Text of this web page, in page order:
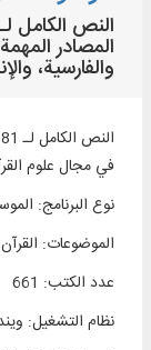
المصادر
والفارسية،
في مجال علوم
نوع البرنامج:
الموضوعات:
عدد الكتب:
661
نظام التشغیل: